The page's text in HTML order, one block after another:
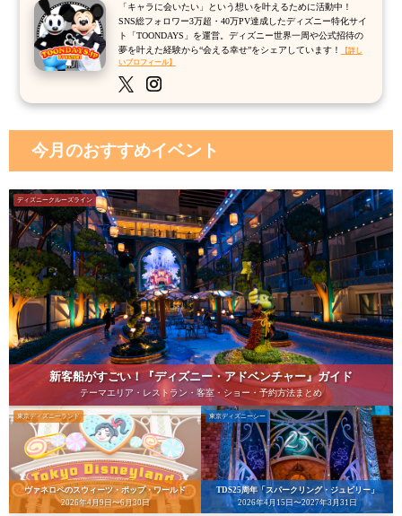
「キャラに会いたい」という想いを叶えるために活動中！
SNS総フォロワー3万超・40万PV達成したディズニー特化サイ
ト「TOONDAYS」を運営。ディズニー世界一周や公式招待の
夢を叶えた経験から“会える幸せ”をシェアしています！
【詳し
いプロフィール】
今月のおすすめイベント
ディズニークルーズライン
新客船がすごい！『ディズニー・アドベンチャー』ガイド
テーマエリア・レストラン・客室・ショー・予約方法まとめ
東京ディズニーランド
ヴァネロペのスウィーツ・ポップ・ワールド
2026年4月9日〜6月30日
東京ディズニーシー
TDS25周年「スパークリング・ジュビリー」
2026年4月15日〜2027年3月31日